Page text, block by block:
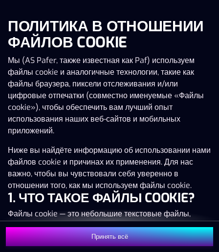
Эта игра запускается как демо-версия.
Пожалуйста, авторизуйся, чтобы играть в
эту игру на наличные деньги.
ПОЛИТИКА В ОТНОШЕНИИ
ФАЙЛОВ COOKIE
Мы (AS Pafer, также известная как Paf) используем
файлы cookie и аналогичные технологии, такие как
файлы браузера, пиксели отслеживания и/или
цифровые отпечатки (совместно именуемые «Файлы
cookie»), чтобы обеспечить вам лучший опыт
использования наших веб-сайтов и мобильных
приложений.
Ниже вы найдёте информацию об использовании нами
файлов cookie и причинах их применения. Для нас
важно, чтобы вы чувствовали себя уверенно в
отношении того, как мы используем файлы cookie.
1. ЧТО ТАКОЕ ФАЙЛЫ COOKIE?
Файлы cookie — это небольшие текстовые файлы,
которые сохраняются на вашем устройстве (например,
на компьютере, мобильном телефоне или планшете)
при посещении наших веб-сайтов. Размещение
Принять всё